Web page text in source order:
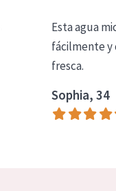
Esta agua
fácilmente y
fresca.
Sophia, 34